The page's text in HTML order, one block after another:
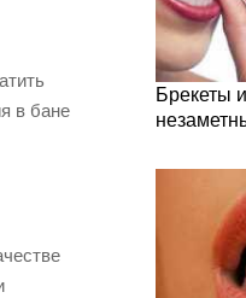
в бане
Брекеты